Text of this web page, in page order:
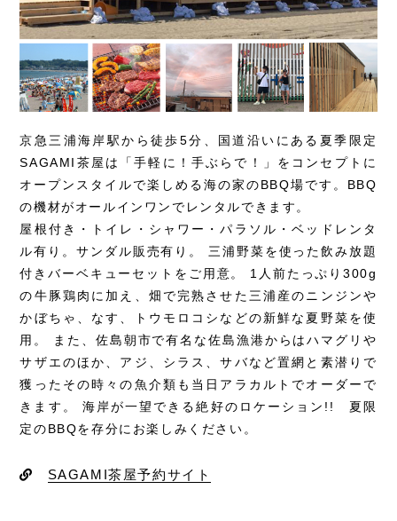
京急三浦海岸駅から徒歩5分、国道沿いにある夏季限定
SAGAMI茶屋は「手軽に！手ぶらで！」をコンセプトに
オープンスタイルで楽しめる海の家のBBQ場です。BBQ
の機材がオールインワンでレンタルできます。
屋根付き・トイレ・シャワー・パラソル・ベッドレンタ
ル有り。サンダル販売有り。 三浦野菜を使った飲み放題
付きバーベキューセットをご用意。 1人前たっぷり300g
の牛豚鶏肉に加え、畑で完熟させた三浦産のニンジンや
かぼちゃ、なす、トウモロコシなどの新鮮な夏野菜を使
用。 また、佐島朝市で有名な佐島漁港からはハマグリや
サザエのほか、アジ、シラス、サバなど置網と素潜りで
獲ったその時々の魚介類も当日アラカルトでオーダーで
きます。 海岸が一望できる絶好のロケーション!! 夏限
定のBBQを存分にお楽しみください。
SAGAMI茶屋予約サイト